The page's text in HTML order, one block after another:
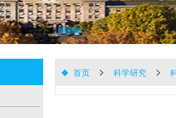
首页 科学研究